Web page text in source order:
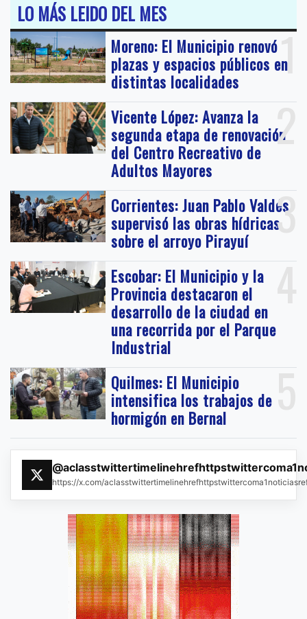
LO MÁS LEIDO DEL MES
1
Moreno: El Municipio renovó
plazas y espacios públicos en
distintas localidades
2
Vicente López: Avanza la
segunda etapa de renovación
del Centro Recreativo de
Adultos Mayores
3
Corrientes: Juan Pablo Valdés
supervisó las obras hídricas
sobre el arroyo Pirayuí
4
Escobar: El Municipio y la
Provincia destacaron el
desarrollo de la ciudad en
una recorrida por el Parque
Industrial
5
Quilmes: El Municipio
intensifica los trabajos de
hormigón en Bernal
https://x.com/